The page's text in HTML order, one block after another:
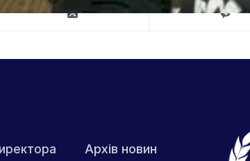
Архів новин